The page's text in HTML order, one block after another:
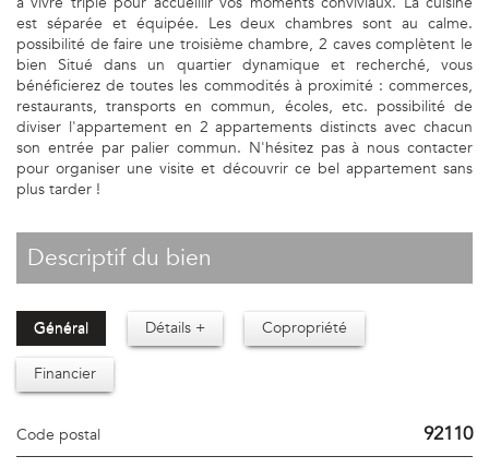
est séparée et équipée. Les deux chambres sont au calme.
possibilité de faire une troisième chambre, 2 caves complètent le
bien Situé dans un quartier dynamique et recherché, vous
bénéficierez de toutes les commodités à proximité : commerces,
restaurants, transports en commun, écoles, etc. possibilité de
diviser l'appartement en 2 appartements distincts avec chacun
son entrée par palier commun. N'hésitez pas à nous contacter
pour organiser une visite et découvrir ce bel appartement sans
plus tarder !
descriptif du bien
Général Détails + Copropriété
Financier
Code postal 92110